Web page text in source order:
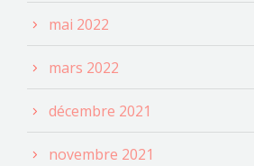
mai 2022
mars 2022
décembre 2021
novembre 2021